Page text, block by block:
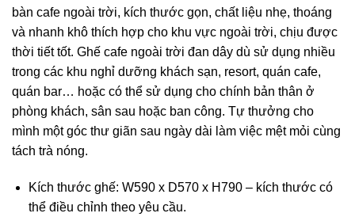
bàn cafe ngoài trời, kích thước gọn, chất liệu nhẹ, thoáng
và nhanh khô thích hợp cho khu vực ngoài trời, chịu được
thời tiết tốt. Ghế cafe ngoài trời đan dây dù sử dụng nhiều
trong các khu nghỉ dưỡng khách sạn, resort, quán cafe,
quán bar… hoặc có thể sử dụng cho chính bản thân ở
phòng khách, sân sau hoặc ban công. Tự thưởng cho
mình một góc thư giãn sau ngày dài làm việc mệt mỏi cùng
tách trà nóng.
Kích thước ghế: W590 x D570 x H790 – kích thước có
thể điều chỉnh theo yêu cầu.